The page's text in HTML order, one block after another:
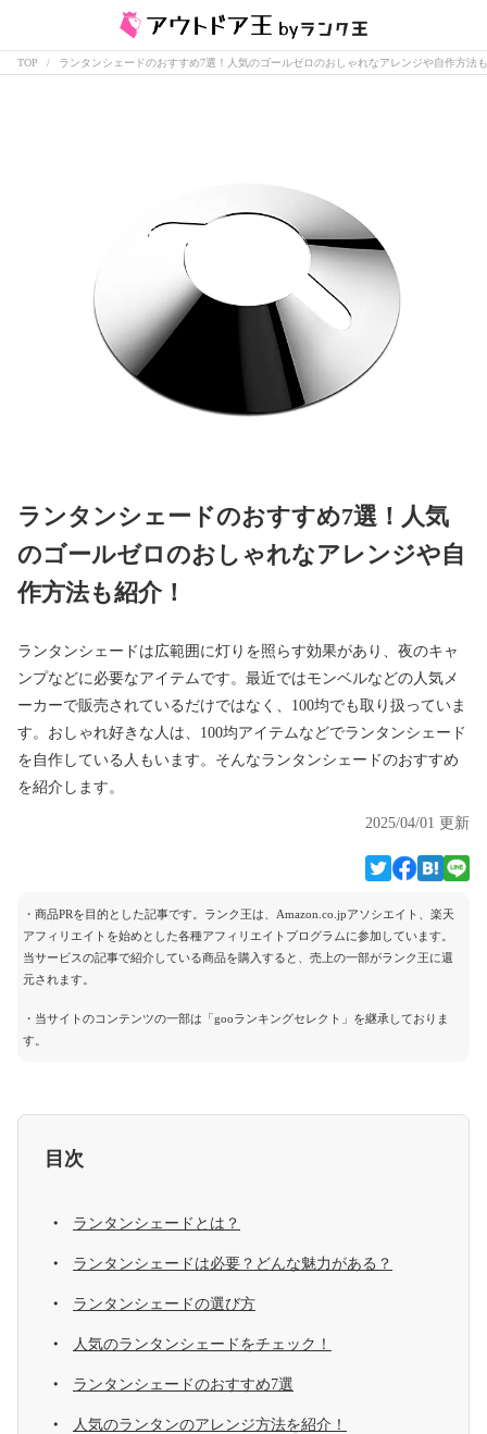
TOP ランタンシェードのおすすめ7選！人気のゴールゼロのおしゃれなアレンジや自作方法
ランタンシェードのおすすめ7選！人気
のゴールゼロのおしゃれなアレンジや自
作方法も紹介！
ランタンシェードは広範囲に灯りを照らす効果があり、夜のキャ
ンプなどに必要なアイテムです。最近ではモンベルなどの人気メ
ーカーで販売されているだけではなく、100均でも取り扱っていま
す。おしゃれ好きな人は、100均アイテムなどでランタンシェード
を自作している人もいます。そんなランタンシェードのおすすめ
を紹介します。
2025/04/01 更新
・商品PRを目的とした記事です。ランク王は、Amazon.co.jpアソシエイト、楽天
アフィリエイトを始めとした各種アフィリエイトプログラムに参加しています。
当サービスの記事で紹介している商品を購入すると、売上の一部がランク王に還
元されます。
・当サイトのコンテンツの一部は「gooランキングセレクト」を継承しておりま
す。
目次
ランタンシェードとは？
ランタンシェードは必要？どんな魅力がある？
ランタンシェードの選び方
人気のランタンシェードをチェック！
ランタンシェードのおすすめ7選
人気のランタンのアレンジ方法を紹介！